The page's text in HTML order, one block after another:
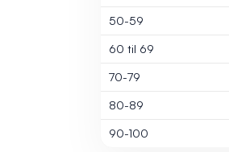
50-59
60 til 69
70-79
80-89
90-100